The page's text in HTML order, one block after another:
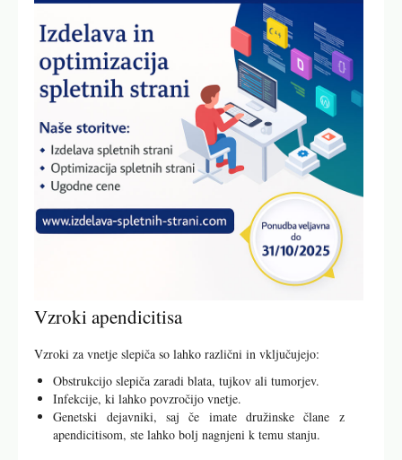
Vzroki apendicitisa
Vzroki za vnetje slepiča so lahko različni in vključujejo:
Obstrukcijo slepiča zaradi blata, tujkov ali tumorjev.
Infekcije, ki lahko povzročijo vnetje.
Genetski dejavniki, saj če imate družinske člane z
apendicitisom, ste lahko bolj nagnjeni k temu stanju.